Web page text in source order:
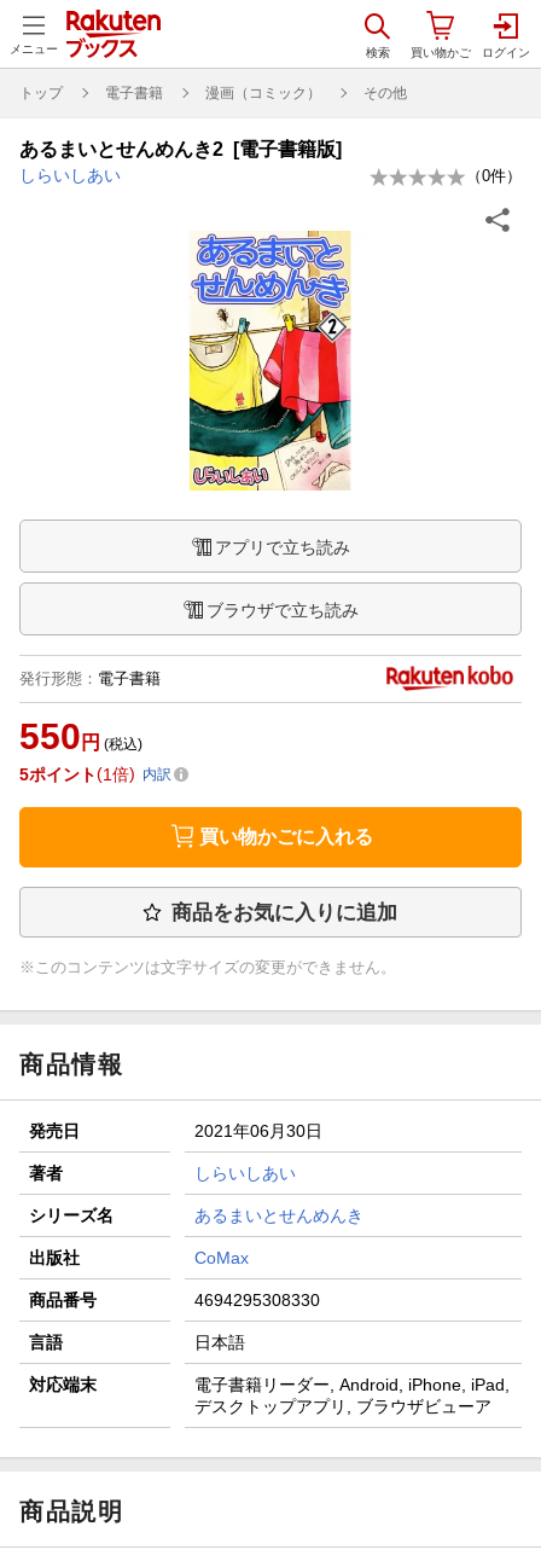
メニュー
トップ 電子書籍 漫画（コミック） その他
あるまいとせんめんき2 [電子書籍版]
しらいしあい （0件）
アプリで立ち読み
ブラウザで立ち読み
発行形態 ： 電子書籍
550 円 (税込)
5ポイント 1倍 内訳
買い物かごに入れる
商品をお気に入りに追加
※このコンテンツは文字サイズの変更ができません。
商品情報
発売日 2021年06月30日
著者 しらいしあい
シリーズ名 あるまいとせんめんき
出版社 CoMax
商品番号 4694295308330
言語 日本語
対応端末
電子書籍リーダー, Android, iPhone, iPad,
デスクトップアプリ, ブラウザビューア
商品説明